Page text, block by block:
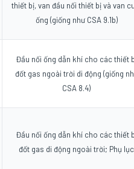
thiết bị, van đầu nối thiết bị và van
ống (giống như CSA 9.1b)
Đầu nối ống dẫn khí cho các thiết
đốt gas ngoài trời di động (giống
CSA 8.4)
Đầu nối ống dẫn khí cho các thiết
đốt gas di động ngoài trời; Phụ lục